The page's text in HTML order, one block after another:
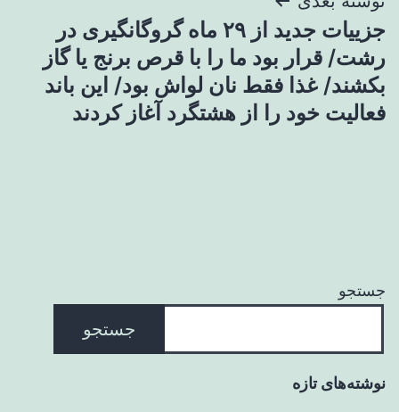
جزییات جدید از ۲۹ ماه گروگانگیری در
رشت/ قرار بود ما را با قرص برنج یا گاز
بکشند/ غذا فقط نان لواش بود/ این باند
فعالیت خود را از هشتگرد آغاز کردند
جستجو
جستجو
نوشته‌های تازه